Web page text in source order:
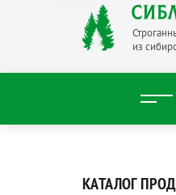
из
КАТАЛОГ